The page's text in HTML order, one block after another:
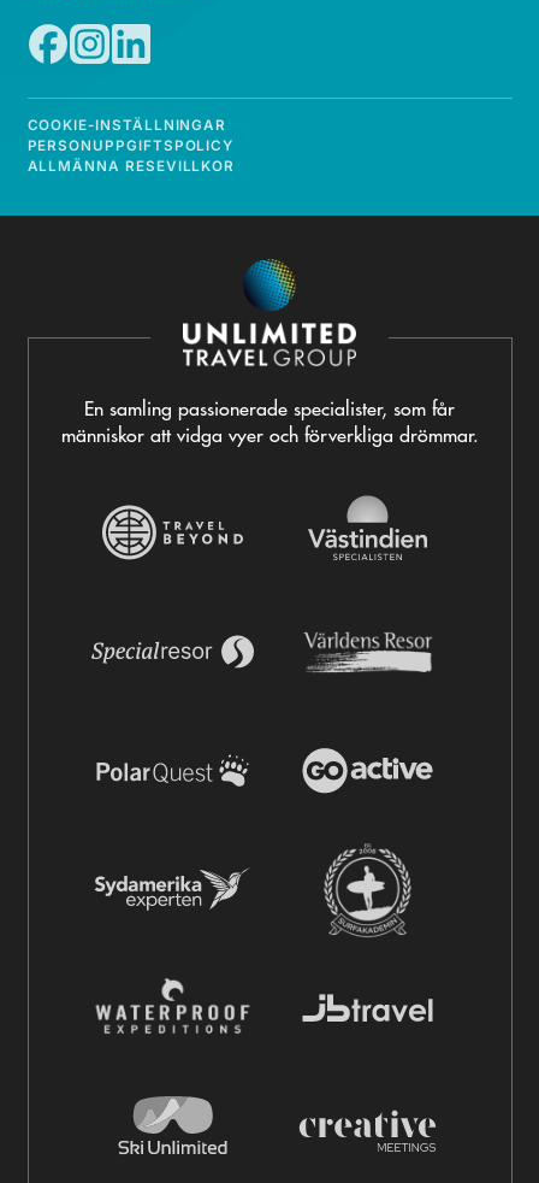
COOKIE-INSTÄLLNINGAR
PERSONUPPGIFTSPOLICY
ALLMÄNNA RESEVILLKOR
En samling passionerade specialister, som får
människor att vidga vyer och förverkliga drömmar.